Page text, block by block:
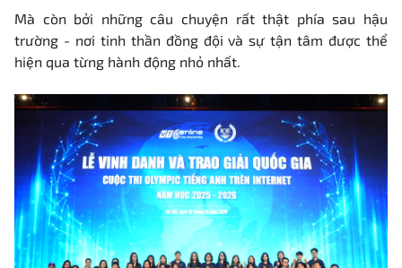
Mà còn bởi những câu chuyện rất thật phía sau hậu
trường - nơi tinh thần đồng đội và sự tận tâm được thể
hiện qua từng hành động nhỏ nhất.